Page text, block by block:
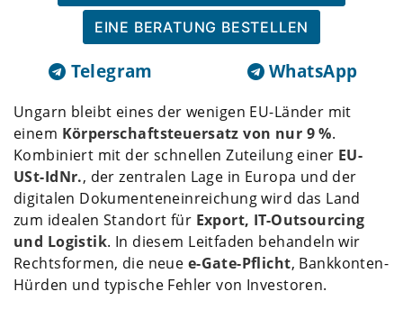
EINE BERATUNG BESTELLEN
Telegram WhatsApp
Ungarn bleibt eines der wenigen EU-Länder mit
einem Körperschaftsteuersatz von nur 9 %.
Kombiniert mit der schnellen Zuteilung einer EU-
USt-IdNr., der zentralen Lage in Europa und der
digitalen Dokumenteneinreichung wird das Land
zum idealen Standort für Export, IT-Outsourcing
und Logistik. In diesem Leitfaden behandeln wir
Rechtsformen, die neue e-Gate-Pflicht, Bankkonten-
Hürden und typische Fehler von Investoren.